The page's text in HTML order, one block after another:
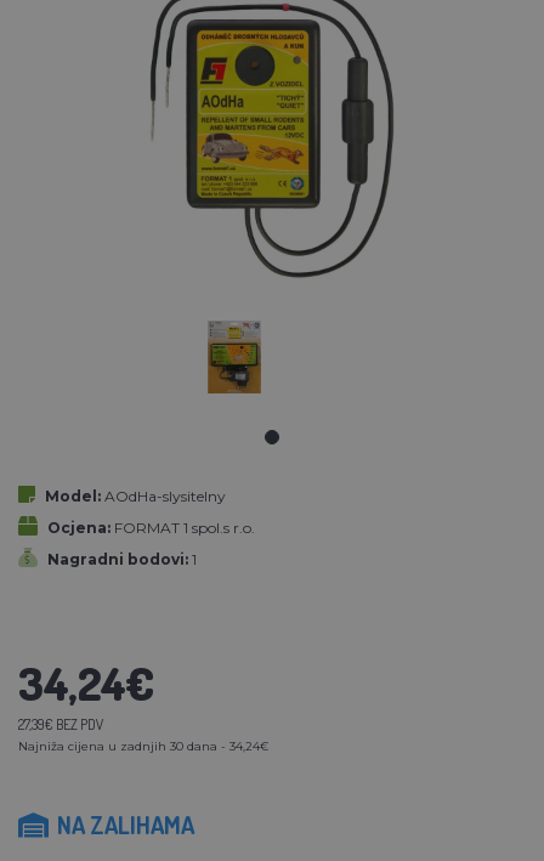
Model: AOdHa-slysitelny
Ocjena: FORMAT 1 spol.s r.o.
Nagradni bodovi: 1
34,24€
27,39€ BEZ PDV
Najniža cijena u zadnjih 30 dana - 34,24€
NA ZALIHAMA